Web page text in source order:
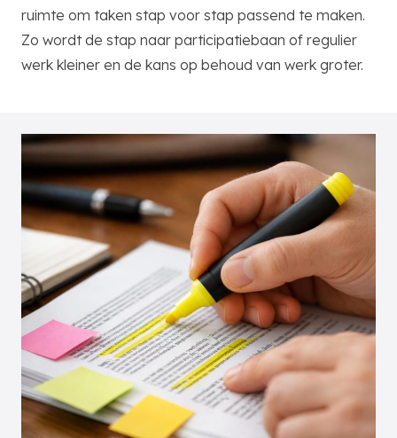
ruimte om taken stap voor stap passend te maken.
Zo wordt de stap naar participatiebaan of regulier
werk kleiner en de kans op behoud van werk groter.